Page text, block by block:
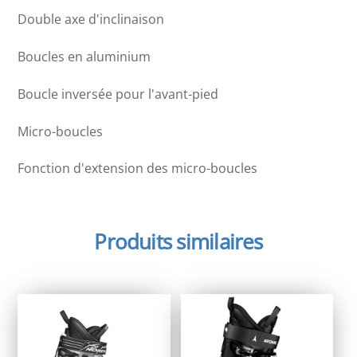
Double axe d'inclinaison
Boucles en aluminium
Boucle inversée pour l'avant-pied
Micro-boucles
Fonction d'extension des micro-boucles
Produits similaires